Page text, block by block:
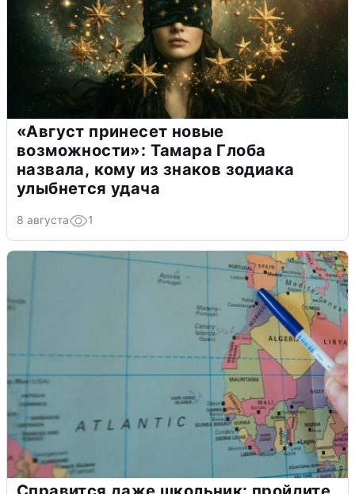
«Август принесет новые
возможности»: Тамара Глоба
назвала, кому из знаков зодиака
улыбнется удача
8 августа 1